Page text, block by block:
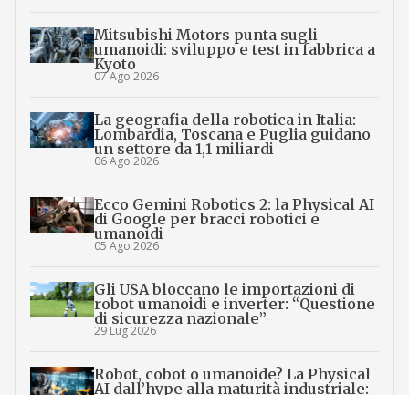
Mitsubishi Motors punta sugli
umanoidi: sviluppo e test in fabbrica a
Kyoto
07 Ago 2026
La geografia della robotica in Italia:
Lombardia, Toscana e Puglia guidano
un settore da 1,1 miliardi
06 Ago 2026
Ecco Gemini Robotics 2: la Physical AI
di Google per bracci robotici e
umanoidi
05 Ago 2026
Gli USA bloccano le importazioni di
robot umanoidi e inverter: “Questione
di sicurezza nazionale”
29 Lug 2026
Robot, cobot o umanoide? La Physical
AI dall’hype alla maturità industriale: